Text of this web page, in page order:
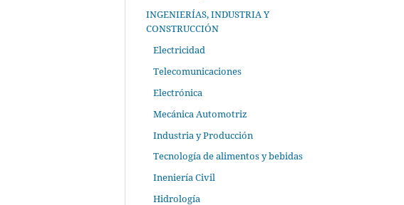
INGENIERÍAS, INDUSTRIA Y
CONSTRUCCIÓN
Electricidad
Telecomunicaciones
Electrónica
Mecánica Automotriz
Industria y Producción
Tecnología de alimentos y bebidas
Ineniería Civil
Hidrología